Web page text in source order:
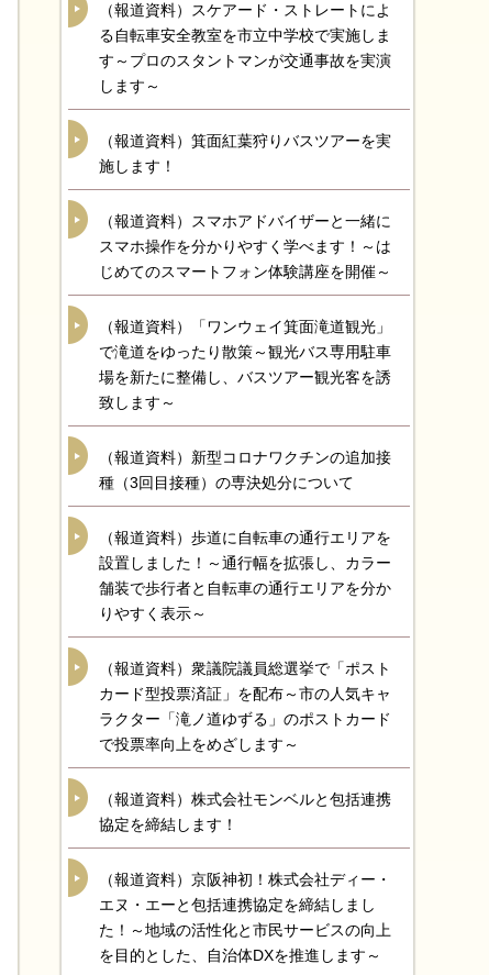
（報道資料）スケアード・ストレートによ
る自転車安全教室を市立中学校で実施しま
す～プロのスタントマンが交通事故を実演
します～
（報道資料）箕面紅葉狩りバスツアーを実
施します！
（報道資料）スマホアドバイザーと一緒に
スマホ操作を分かりやすく学べます！～は
じめてのスマートフォン体験講座を開催～
（報道資料）「ワンウェイ箕面滝道観光」
で滝道をゆったり散策～観光バス専用駐車
場を新たに整備し、バスツアー観光客を誘
致します～
（報道資料）新型コロナワクチンの追加接
種（3回目接種）の専決処分について
（報道資料）歩道に自転車の通行エリアを
設置しました！～通行幅を拡張し、カラー
舗装で歩行者と自転車の通行エリアを分か
りやすく表示～
（報道資料）衆議院議員総選挙で「ポスト
カード型投票済証」を配布～市の人気キャ
ラクター「滝ノ道ゆずる」のポストカード
で投票率向上をめざします～
（報道資料）株式会社モンベルと包括連携
協定を締結します！
（報道資料）京阪神初！株式会社ディー・
エヌ・エーと包括連携協定を締結しまし
た！～地域の活性化と市民サービスの向上
を目的とした、自治体DXを推進します～